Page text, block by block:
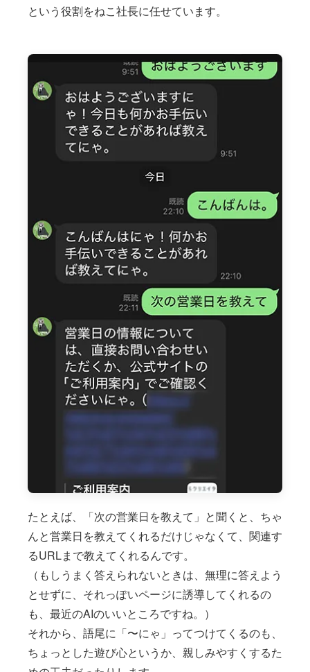
という役割をねこ社長に任せています。
たとえば、「次の営業日を教えて」と聞くと、ちゃ
んと営業日を教えてくれるだけじゃなくて、関連す
るURLまで教えてくれるんです。
（もしうまく答えられないときは、無理に答えよう
とせずに、それっぽいページに誘導してくれるの
も、最近のAIのいいところですね。）
それから、語尾に「〜にゃ」ってつけてくるのも、
ちょっとした遊び心というか、親しみやすくするた